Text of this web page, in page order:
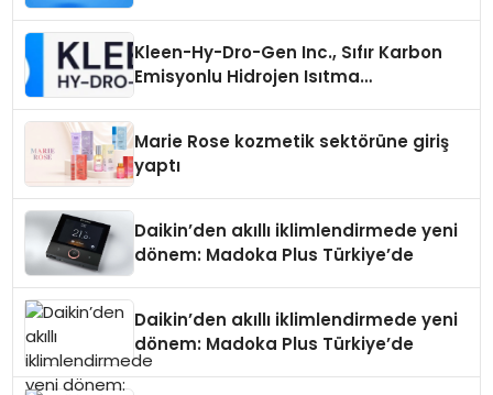
Kleen-Hy-Dro-Gen Inc., Sıfır Karbon
Emisyonlu Hidrojen Isıtma
Marie Rose kozmetik sektörüne giriş
yaptı
Daikin’den akıllı iklimlendirmede yeni
dönem: Madoka Plus Türkiye’de
Daikin’den akıllı iklimlendirmede yeni
dönem: Madoka Plus Türkiye’de